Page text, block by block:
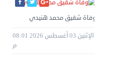
وفاة شقيق محمد هنيدي
الإثنين 03 أغسطس 2026 08:01
م